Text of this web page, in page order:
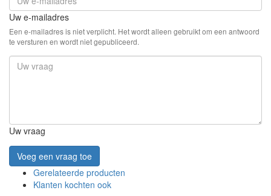
Uw e-mailadres
Een e-mailadres is niet verplicht. Het wordt alleen gebruikt om een antwoord
te versturen en wordt niet gepubliceerd.
Uw vraag
Voeg een vraag toe
Gerelateerde producten
Klanten kochten ook